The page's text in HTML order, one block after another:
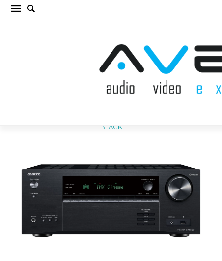
ONKYO TX-NR6100M2 BLACK AV RESĪVERIS /
BLACK